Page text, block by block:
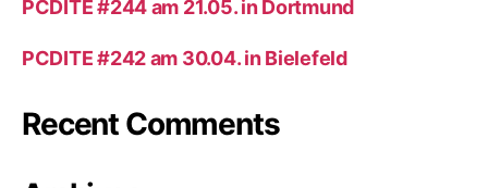
PCDITE #244 am 21.05. in Dortmund
PCDITE #242 am 30.04. in Bielefeld
Recent Comments